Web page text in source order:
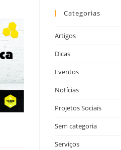
Categorias
Artigos
Dicas
Eventos
Notícias
Projetos Sociais
Sem categoria
Serviços